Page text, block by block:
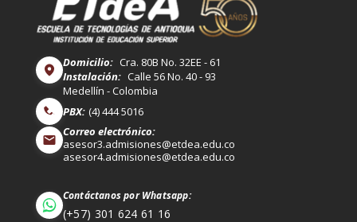
Domicilio: Cra. 80B No. 32EE - 61
Instalación: Calle 56 No. 40 - 93
Medellín - Colombia
PBX: (4) 444 5016
Correo electrónico:
asesor3.admisiones@etdea.edu.co
asesor4.admisiones@etdea.edu.co
Contáctanos por Whatsapp:
(+57) 301 624 61 16